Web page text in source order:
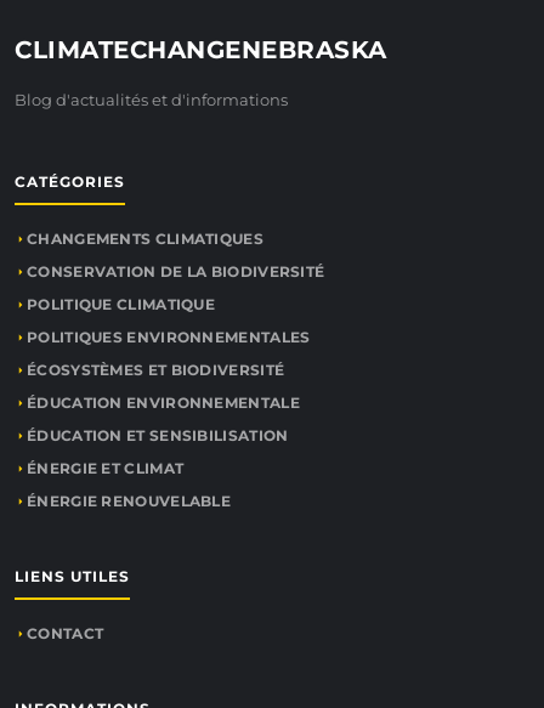
CLIMATECHANGENEBRASKA
Blog d'actualités et d'informations
CATÉGORIES
CHANGEMENTS CLIMATIQUES
CONSERVATION DE LA BIODIVERSITÉ
POLITIQUE CLIMATIQUE
POLITIQUES ENVIRONNEMENTALES
ÉCOSYSTÈMES ET BIODIVERSITÉ
ÉDUCATION ENVIRONNEMENTALE
ÉDUCATION ET SENSIBILISATION
ÉNERGIE ET CLIMAT
ÉNERGIE RENOUVELABLE
LIENS UTILES
CONTACT